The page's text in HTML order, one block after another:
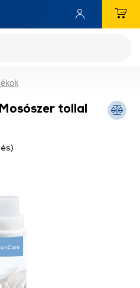
tollal